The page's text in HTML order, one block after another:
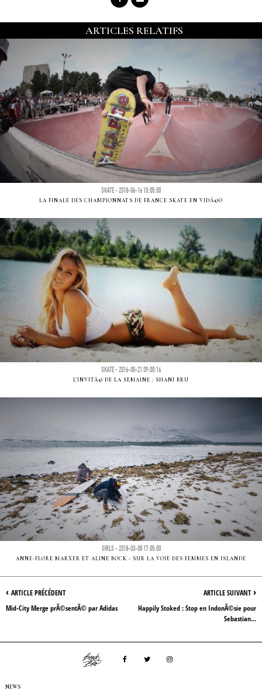
ARTICLES RELATIFS
SKATE - 2018-06-16 10:05:00
LA FINALE DES CHAMPIONNATS DE FRANCE SKATE EN VIDÃ©O
SKATE - 2016-05-21 09:00:16
L'INVITÃ© DE LA SEMAINE : SHANI BRU
GIRLS - 2018-03-08 17:05:00
ANNE-FLORE MARXER ET ALINE BOCK - SUR LA VOIE DES FEMMES EN ISLANDE
ARTICLE SUIVANT ›
Happily Stoked : Stop en IndonÃ©sie pour
Sebastian...
‹ ARTICLE PRÉCÉDENT
Mid-City Merge prÃ©sentÃ© par Adidas
NEWS